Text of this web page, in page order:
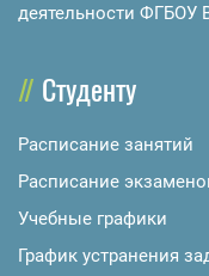
деятельности
Студенту
Расписание занятий
Расписание
Учебные графики
График устранения